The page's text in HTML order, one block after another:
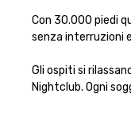
Con 30.000 piedi
senza interruzioni
Gli ospiti si
Nightclub. Ogni